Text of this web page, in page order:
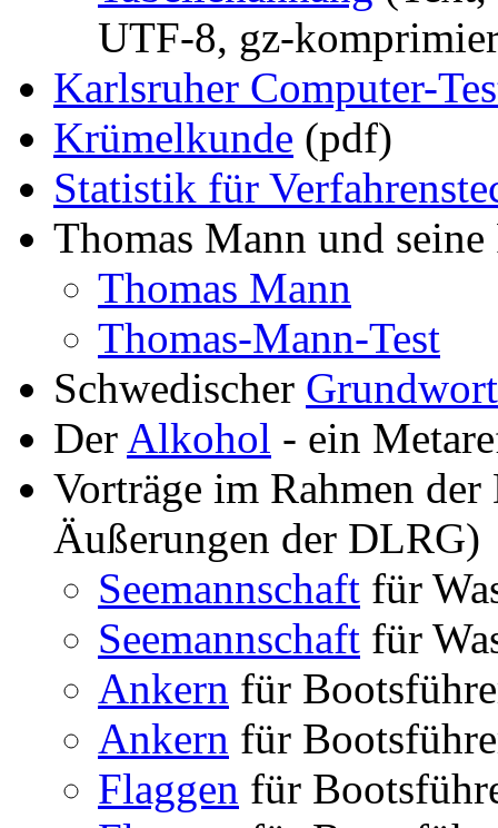
UTF-8, gz-
Karlsruher Computer-
Krümelkunde (pdf)
Statistik für
Thomas Mann und
Thomas Mann
Thomas-Mann-Test
Schwedischer
Der Alkohol - ein
Vorträge im Rahmen
Äußerungen der DLRG)
Seemannschaft für
Seemannschaft für
Ankern für
Ankern für
Flaggen für